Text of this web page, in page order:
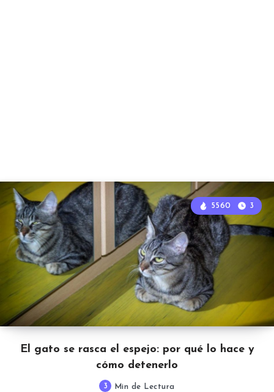
El gato se rasca el espejo: por qué lo hace y
cómo detenerlo
5560 3
3 Min de Lectura